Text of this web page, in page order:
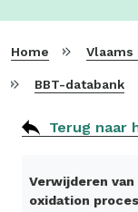
Home Vlaams
BBT-databank
Terug naar
Verwijderen van
oxidation